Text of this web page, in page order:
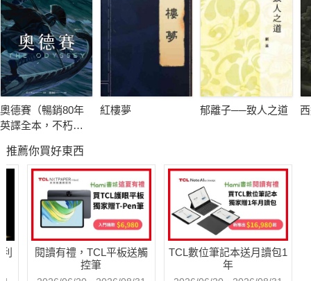
奧德賽（暢銷80年
英譯全本，不朽中
紅樓夢 郁離子──致人之道
推薦你買好東西
閱讀有禮，TCL平板送觸
控筆
TCL數位筆記本送月讀包1
年